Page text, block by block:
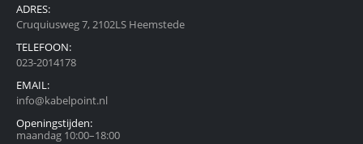
ADRES:
Cruquiusweg 7, 2102LS Heemstede
TELEFOON:
023-2014178
EMAIL:
info@kabelpoint.nl
Openingstijden:
maandag 10:00–18:00